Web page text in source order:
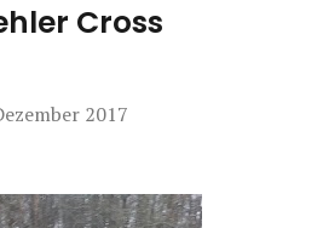
Cross
2017